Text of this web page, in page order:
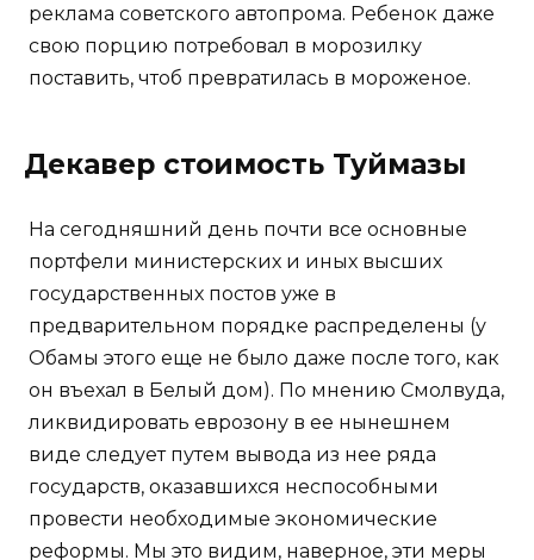
реклама советского автопрома. Ребенок даже
свою порцию потребовал в морозилку
поставить, чтоб превратилась в мороженое.
Декавер стоимость Туймазы
На сегодняшний день почти все основные
портфели министерских и иных высших
государственных постов уже в
предварительном порядке распределены (у
Обамы этого еще не было даже после того, как
он въехал в Белый дом). По мнению Смолвуда,
ликвидировать еврозону в ее нынешнем
виде следует путем вывода из нее ряда
государств, оказавшихся неспособными
провести необходимые экономические
реформы. Мы это видим, наверное, эти меры